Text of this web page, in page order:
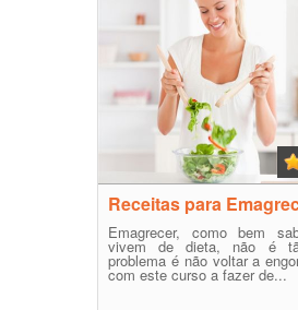
Receitas para
Emagrecer, como bem
vivem de dieta, não é
problema é não voltar a
com este curso a fazer de...